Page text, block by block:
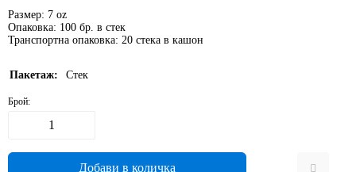
Размер: 7 oz
Опаковка: 100 бр. в стек
Транспортна опаковка: 20 стека в кашон
Пакетаж: Стек
Брой: